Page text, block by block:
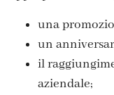
una
un
il
aziendale;